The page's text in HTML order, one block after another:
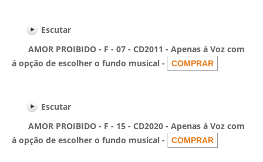
Escutar
AMOR PROIBIDO - F - 07 - CD2011 - Apenas á Voz com
á opção de escolher o fundo musical -
Escutar
AMOR PROIBIDO - F - 15 - CD2020 - Apenas á Voz com
á opção de escolher o fundo musical -